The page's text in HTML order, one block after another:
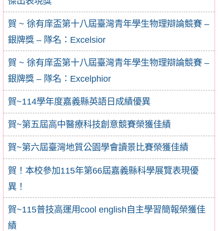
賀 ~ 徐有庠盃第十八屆臺灣青年學生物理辯論競賽 –
銀牌獎 – 隊名：Excelsior
賀 ~ 徐有庠盃第十八屆臺灣青年學生物理辯論競賽 –
銀牌獎 – 隊名：Excelphior
賀~114學年度嘉義縣英語日成績優異
賀~第五屆高中醫療科技創意競賽榮獲佳績
賀~第六屆臺灣地質公園學會讀景比賽榮獲佳績
賀！本校參加115年第66屆嘉義縣科學展覽表現優
異！
賀~115普技高運用cool english自主學習簡報榮獲佳
績